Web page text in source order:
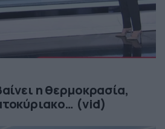
η θερμοκρασία,
(vid)